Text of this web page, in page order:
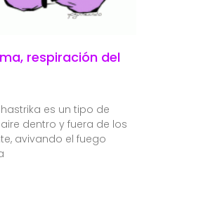
respiración del
Bhastrika es un tipo de
dentro y fuera de los
avivando el fuego